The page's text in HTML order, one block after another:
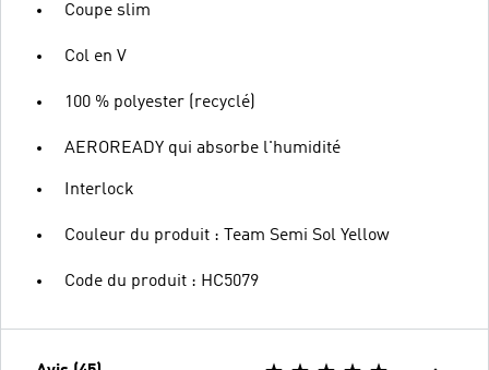
Coupe slim
Col en V
100 % polyester (recyclé)
AEROREADY qui absorbe l'humidité
Interlock
Couleur du produit : Team Semi Sol Yellow
Code du produit : HC5079